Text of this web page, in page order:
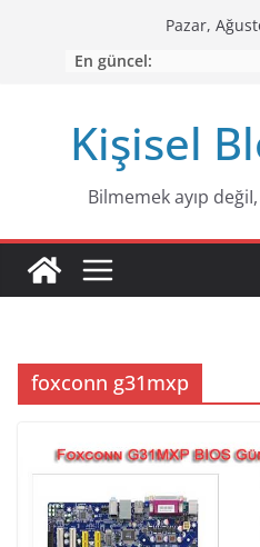
Pazar,
En güncel:
Kişisel
Bilmemek ayıp
foxconn g31mxp